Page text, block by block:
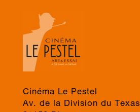
Cinéma Le Pestel
Av. de la Division du Texas